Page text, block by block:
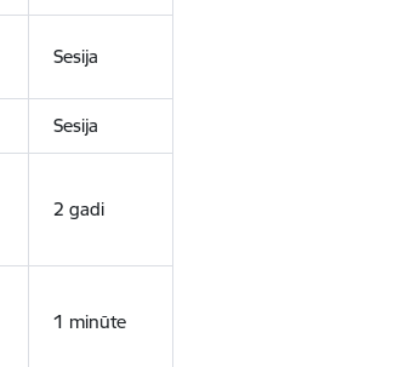
Sesija
Sesija
2 gadi
1 minūte